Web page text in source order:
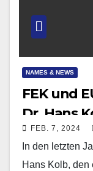
NAMES & NEWS
FEK und
Dr. Hans
FEB. 7, 2024
In den letzten
Hans Kolb, den